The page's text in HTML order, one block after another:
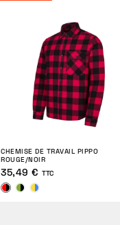
CHEMISE DE TRAVAIL PIPPO
ROUGE/NOIR
35,49 € TTC